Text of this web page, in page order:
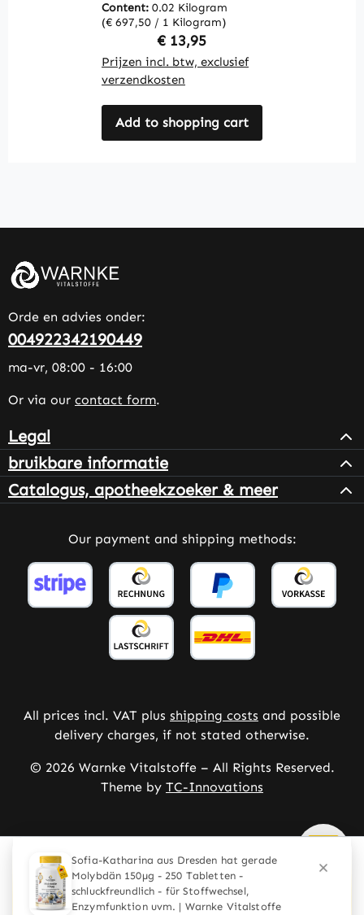
Content: 0.02 Kilogram
(€ 697,50 / 1 Kilogram)
Regular price:
€ 13,95
Prijzen incl. btw, exclusief
verzendkosten
Add to shopping cart
Orde en advies onder:
004922342190449
ma-vr, 08:00 - 16:00
Or via our contact form.
Legal
bruikbare informatie
Catalogus, apotheekzoeker & meer
Our payment and shipping methods:
All prices incl. VAT plus shipping costs and possible
delivery charges, if not stated otherwise.
© 2026 Warnke Vitalstoffe – All Rights Reserved.
Theme by TC-Innovations
Deze website maakt gebruik van cookies om de best
mogelijke ervaring te biedenMeer informatie ...
Alleen technisch noodzakelijke
Configureren